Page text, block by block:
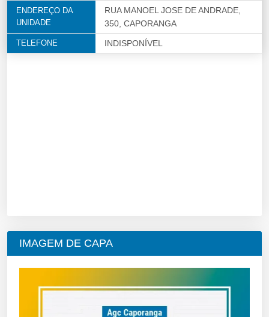
ENDEREÇO DA
UNIDADE
RUA MANOEL JOSE DE ANDRADE,
350, CAPORANGA
TELEFONE INDISPONÍVEL
IMAGEM DE CAPA